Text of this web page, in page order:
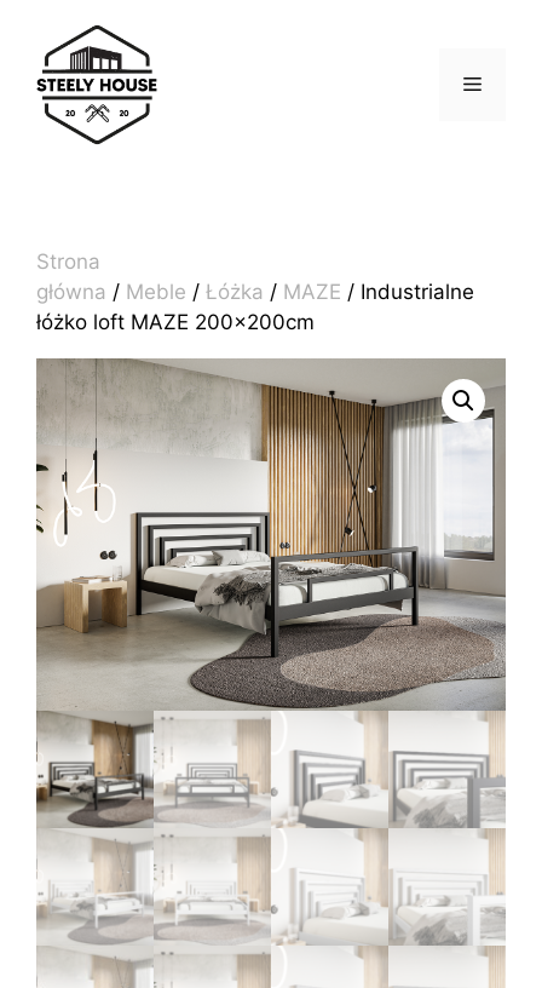
treści
MENU
Strona
główna / Meble / Łóżka / MAZE / Industrialne
łóżko loft MAZE 200x200cm